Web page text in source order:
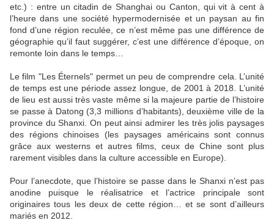
etc.) : entre un citadin de Shanghai ou Canton, qui vit à cent à
l’heure dans une société hypermodernisée et un paysan au fin
fond d’une région reculée, ce n’est même pas une différence de
géographie qu’il faut suggérer, c’est une différence d’époque, on
remonte loin dans le temps…
Le film "Les Éternels" permet un peu de comprendre cela. L’unité
de temps est une période assez longue, de 2001 à 2018. L’unité
de lieu est aussi très vaste même si la majeure partie de l’histoire
se passe à Datong (3,3 millions d’habitants), deuxième ville de la
province du Shanxi. On peut ainsi admirer les très jolis paysages
des régions chinoises (les paysages américains sont connus
grâce aux westerns et autres films, ceux de Chine sont plus
rarement visibles dans la culture accessible en Europe).
Pour l’anecdote, que l’histoire se passe dans le Shanxi n’est pas
anodine puisque le réalisatrice et l’actrice principale sont
originaires tous les deux de cette région… et se sont d’ailleurs
mariés en 2012.